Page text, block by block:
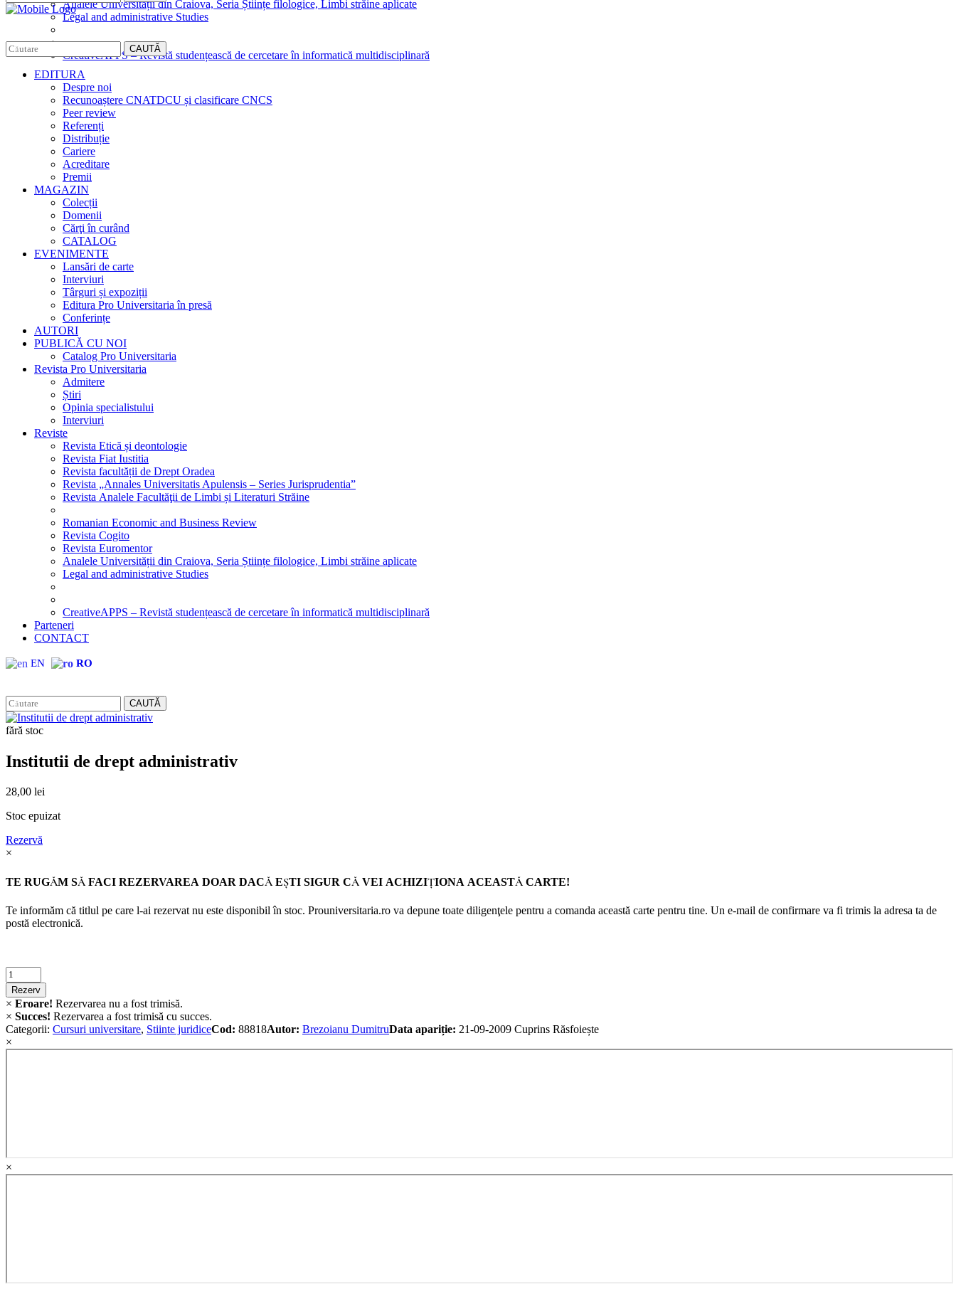
Analele Universității din Craiova, Seria Științe filologice, Limbi străine aplicate
Legal and administrative Studies
CreativeAPPS – Revistă studențească de cercetare în informatică multidisciplinară
CAUTĂ
EDITURA
Despre noi
Recunoaștere CNATDCU și clasificare CNCS
Peer review
Referenți
Distribuție
Cariere
Acreditare
Premii
MAGAZIN
Colecții
Domenii
Cărţi în curând
CATALOG
EVENIMENTE
Lansări de carte
Interviuri
Târguri și expoziții
Editura Pro Universitaria în presă
Conferințe
AUTORI
PUBLICĂ CU NOI
Catalog Pro Universitaria
Revista Pro Universitaria
Admitere
Știri
Opinia specialistului
Interviuri
Reviste
Revista Etică și deontologie
Revista Fiat Iustitia
Revista facultății de Drept Oradea
Revista „Annales Universitatis Apulensis – Series Jurisprudentia”
Revista Analele Facultăţii de Limbi și Literaturi Străine
Romanian Economic and Business Review
Revista Cogito
Revista Euromentor
Analele Universității din Craiova, Seria Științe filologice, Limbi străine aplicate
Legal and administrative Studies
CreativeAPPS – Revistă studențească de cercetare în informatică multidisciplinară
Parteneri
CONTACT
EN RO
CAUTĂ
fără stoc
Institutii de drept administrativ
28,00 lei
Stoc epuizat
Rezervă
×
TE RUGĂM SĂ FACI REZERVAREA DOAR DACĂ EŞTI SIGUR CĂ VEI ACHIZIŢIONA ACEASTĂ CARTE!
Te informăm că titlul pe care l-ai rezervat nu este disponibil în stoc. Prouniversitaria.ro va depune toate diligenţele pentru a comanda această carte pentru tine. Un e-mail de confirmare va fi trimis la adresa ta de
postă electronică.
Criminalistica
quantity
Rezerv
× Eroare! Rezervarea nu a fost trimisă.
× Succes! Rezervarea a fost trimisă cu succes.
Categorii: Cursuri universitare, Stiinte juridiceCod: 88818Autor: Brezoianu DumitruData apariție: 21-09-2009 Cuprins Răsfoiește
×
×